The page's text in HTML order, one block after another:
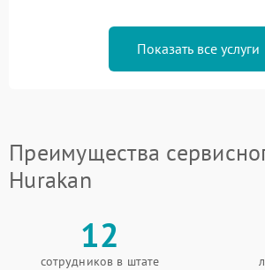
Показать все услуги
Преимущества
Hurakan
12
сотрудников в штате